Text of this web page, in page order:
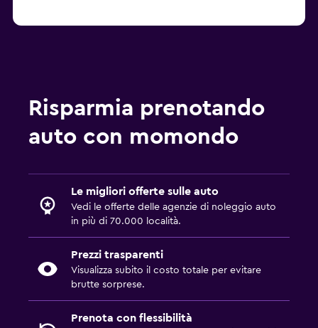
Risparmia prenotando
auto con momondo
Le migliori offerte sulle auto
Vedi le offerte delle agenzie di noleggio auto
in più di 70.000 località.
Prezzi trasparenti
Visualizza subito il costo totale per evitare
brutte sorprese.
Prenota con flessibilità